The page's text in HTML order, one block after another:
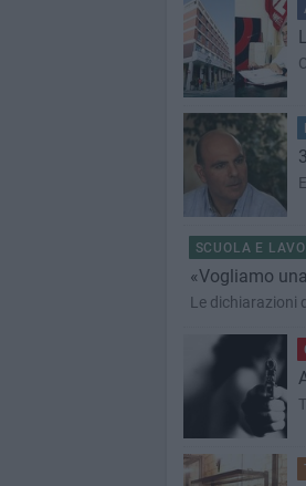
SCUOLA E
«Vogliamo
Le dichiarazioni